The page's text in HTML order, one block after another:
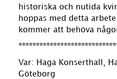
historiska och nutida
hoppas med detta
kommer att behöva
Var: Haga Konserthall,
Göteborg